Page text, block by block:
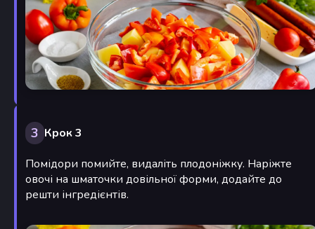
3 Крок 3
Помідори помийте, видаліть плодоніжку. Наріжте
овочі на шматочки довільної форми, додайте до
решти інгредієнтів.